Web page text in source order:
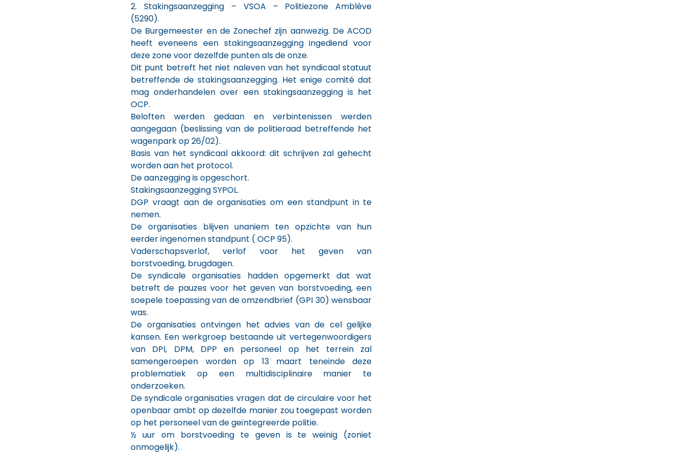
2. Stakingsaanzegging – VSOA – Politiezone Amblève
(5290).
De Burgemeester en de Zonechef zijn aanwezig. De ACOD
heeft eveneens een stakingsaanzegging ingediend voor
deze zone voor dezelfde punten als de onze.
Dit punt betreft het niet naleven van het syndicaal statuut
betreffende de stakingsaanzegging. Het enige comité dat
mag onderhandelen over een stakingsaanzegging is het
OCP.
Beloften werden gedaan en verbintenissen werden
aangegaan (beslissing van de politieraad betreffende het
wagenpark op 26/02).
Basis van het syndicaal akkoord: dit schrijven zal gehecht
worden aan het protocol.
De aanzegging is opgeschort.
Stakingsaanzegging SYPOL.
DGP vraagt aan de organisaties om een standpunt in te
nemen.
De organisaties blijven unaniem ten opzichte van hun
eerder ingenomen standpunt ( OCP 95).
Vaderschapsverlof, verlof voor het geven van
borstvoeding, brugdagen.
De syndicale organisaties hadden opgemerkt dat wat
betreft de pauzes voor het geven van borstvoeding, een
soepele toepassing van de omzendbrief (GPI 30) wensbaar
was.
De organisaties ontvingen het advies van de cel gelijke
kansen. Een werkgroep bestaande uit vertegenwoordigers
van DPI, DPM, DPP en personeel op het terrein zal
samengeroepen worden op 13 maart teneinde deze
problematiek op een multidisciplinaire manier te
onderzoeken.
De syndicale organisaties vragen dat de circulaire voor het
openbaar ambt op dezelfde manier zou toegepast worden
op het personeel van de geïntegreerde politie.
½ uur om borstvoeding te geven is te weinig (zoniet
onmogelijk).